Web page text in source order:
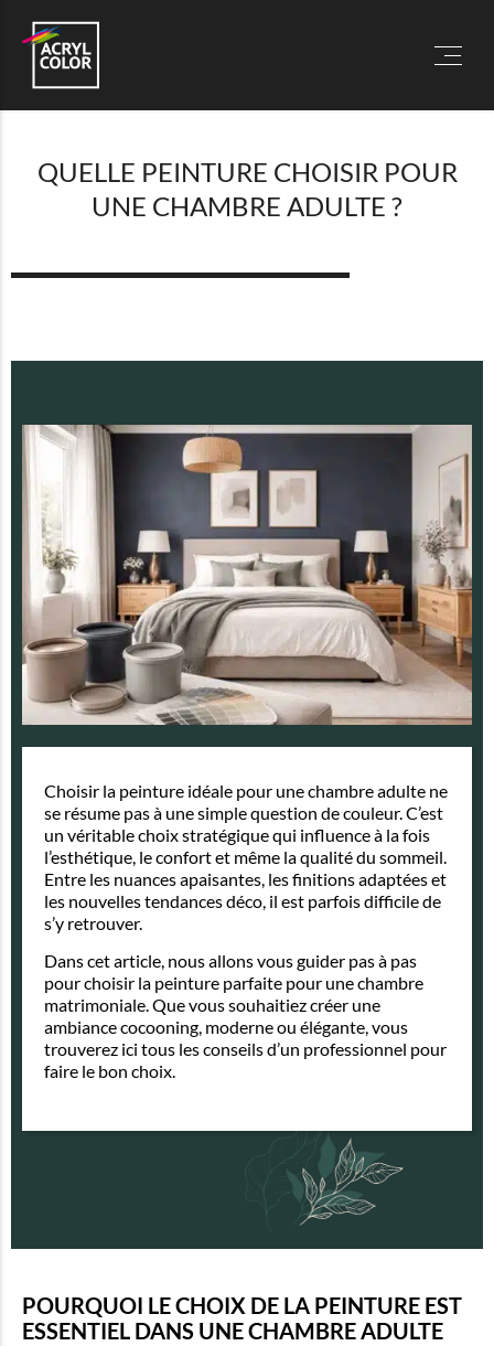
QUELLE PEINTURE CHOISIR POUR
UNE CHAMBRE ADULTE ?
Choisir la peinture idéale pour une chambre adulte ne
se résume pas à une simple question de couleur. C’est
un véritable choix stratégique qui influence à la fois
l’esthétique, le confort et même la qualité du sommeil.
Entre les nuances apaisantes, les finitions adaptées et
les nouvelles tendances déco, il est parfois difficile de
s’y retrouver.
Dans cet article, nous allons vous guider pas à pas
pour choisir la peinture parfaite pour une chambre
matrimoniale. Que vous souhaitiez créer une
ambiance cocooning, moderne ou élégante, vous
trouverez ici tous les conseils d’un professionnel pour
faire le bon choix.
POURQUOI LE CHOIX DE LA PEINTURE EST
ESSENTIEL DANS UNE CHAMBRE ADULTE